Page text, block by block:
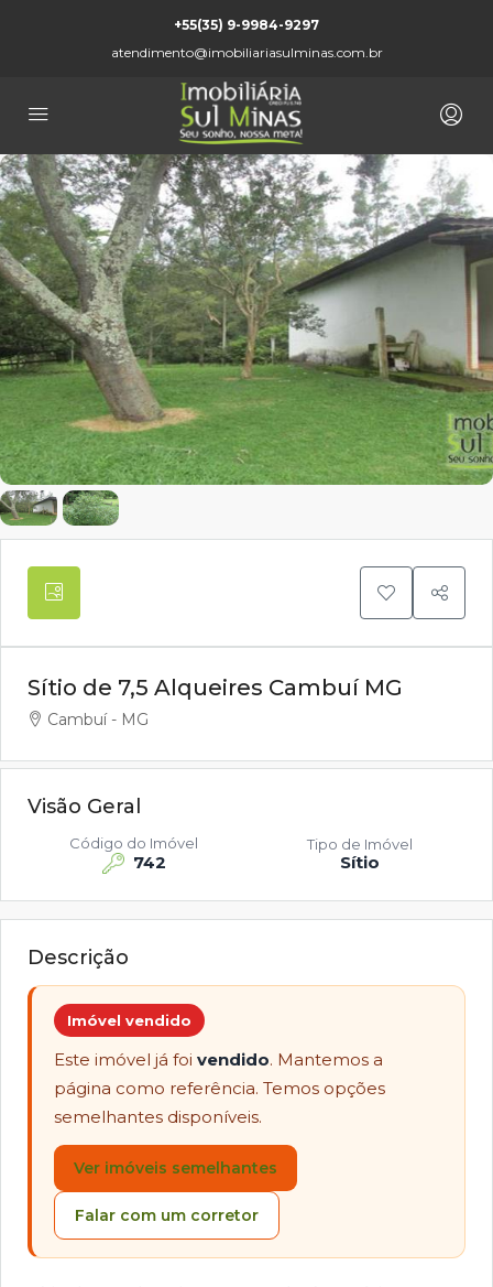
+55(35) 9-9984-9297
atendimento@imobiliariasulminas.com.br
Sítio de 7,5 Alqueires Cambuí MG
Cambuí - MG
Visão Geral
742
Código do Imóvel
Sítio
Tipo de Imóvel
Descrição
Imóvel vendido
Este imóvel já foi vendido. Mantemos a
página como referência. Temos opções
semelhantes disponíveis.
Ver imóveis semelhantes
Falar com um corretor